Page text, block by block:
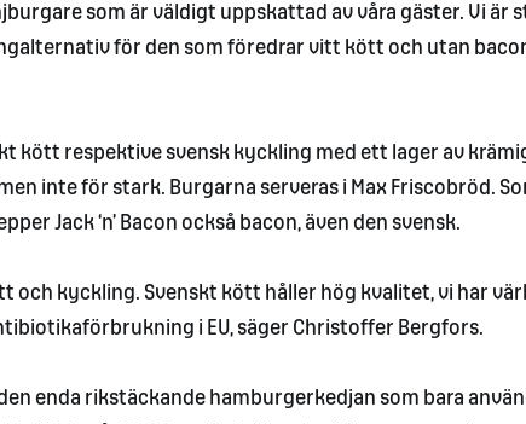
som är väldigt uppskattad av våra gäster. Vi är
för den som föredrar vitt kött och utan
kött respektive svensk kyckling med ett lager av
inte för stark. Burgarna serveras i Max Friscobröd.
Jack ‘n’ Bacon också bacon, även den svensk.
och kyckling. Svenskt kött håller hög kvalitet, vi har
i EU, säger Christoffer Bergfors.
enda rikstäckande hamburgerkedjan som bara